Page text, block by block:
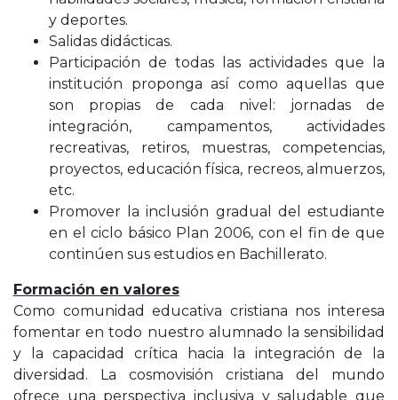
y deportes.
Salidas didácticas.
Participación de todas las actividades que la
institución proponga así como aquellas que
son propias de cada nivel: jornadas de
integración, campamentos, actividades
recreativas, retiros, muestras, competencias,
proyectos, educación física, recreos, almuerzos,
etc.
Promover la inclusión gradual del estudiante
en el ciclo básico Plan 2006, con el fin de que
continúen sus estudios en Bachillerato.
Formación en valores
Como comunidad educativa cristiana nos interesa
fomentar en todo nuestro alumnado la sensibilidad
y la capacidad crítica hacia la integración de la
diversidad. La cosmovisión cristiana del mundo
ofrece una perspectiva inclusiva y saludable que